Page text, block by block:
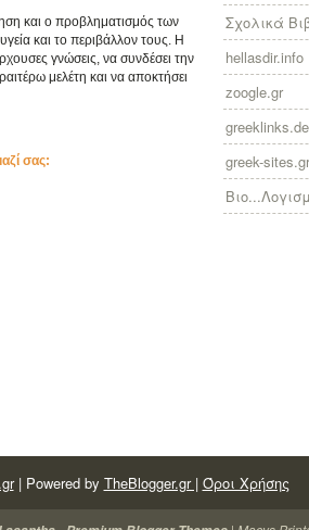
και ο προβληματισμός των
και το περιβάλλον τους. Η
γνώσεις, να συνδέσει την
μελέτη και να αποκτήσει
σας:
Σχολικά
hellasdir.info
zoogle.gr
greeklinks.de
greek-sites.gr
| Powered by TheBlogger.gr | Όροι Χρήσης